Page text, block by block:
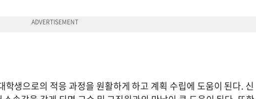
생으로의 적응 과정을 원활하게 하고 계획 수립에 도움이 된다. 신